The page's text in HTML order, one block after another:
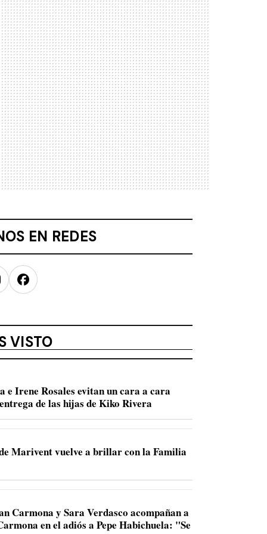
EN REDES
Facebook
VISTO
e Irene Rosales evitan un cara a cara
de las hijas de Kiko Rivera
Marivent vuelve a brillar con la Familia
Carmona y Sara Verdasco acompañan a
en el adiós a Pepe Habichuela: "Se